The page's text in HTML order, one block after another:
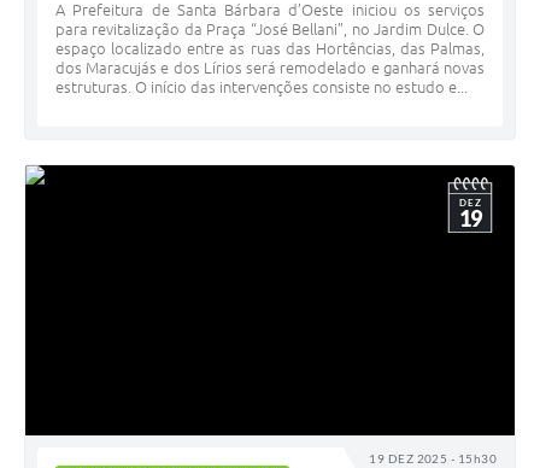
A Prefeitura de Santa Bárbara d’Oeste iniciou os serviços
para revitalização da Praça “José Bellani”, no Jardim Dulce. O
espaço localizado entre as ruas das Hortências, das Palmas,
dos Maracujás e dos Lírios será remodelado e ganhará novas
estruturas. O início das intervenções consiste no estudo e...
19 DEZ 2025 - 15h30
DEZ
19